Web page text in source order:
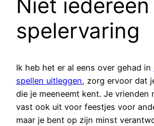
Niet
spelervaring
Ik heb het er al eens over gehad in
spellen uitleggen, zorg ervoor dat
die je meeneemt kent. Je vrienden
vast ook uit voor feestjes voor
maar je bent op zijn minst